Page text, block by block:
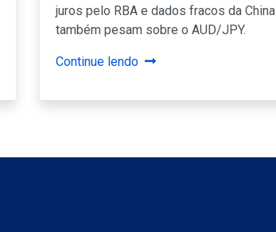
juros pelo RBA e dados fracos da China
também pesam sobre o AUD/JPY.
Continue lendo